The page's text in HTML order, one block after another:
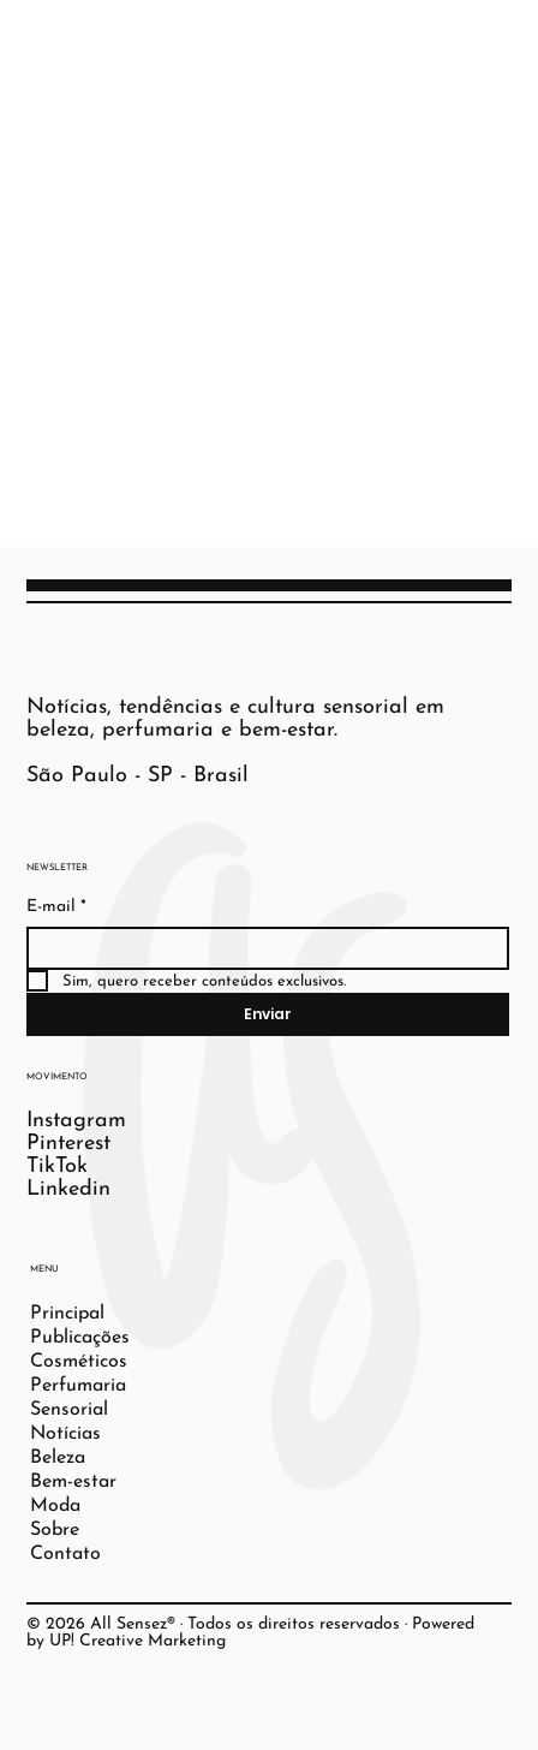
NEWSLETTER
E-mail *
Sim, quero receber conteúdos exclusivos.
Enviar
MOVIMENTO
Instagram
Pinterest
TikTok
Linkedin
MENU
Principal
Publicações
Cosméticos
Perfumaria
Sensorial
Notícias
Beleza
Bem-estar
Moda
Sobre
Contato
Notícias, tendências e cultura sensorial em
beleza, perfumaria e bem-estar.
São Paulo - SP - Brasil
© 2026 All Sensez® · Todos os direitos reservados · Powered
by UP! Creative Marketing